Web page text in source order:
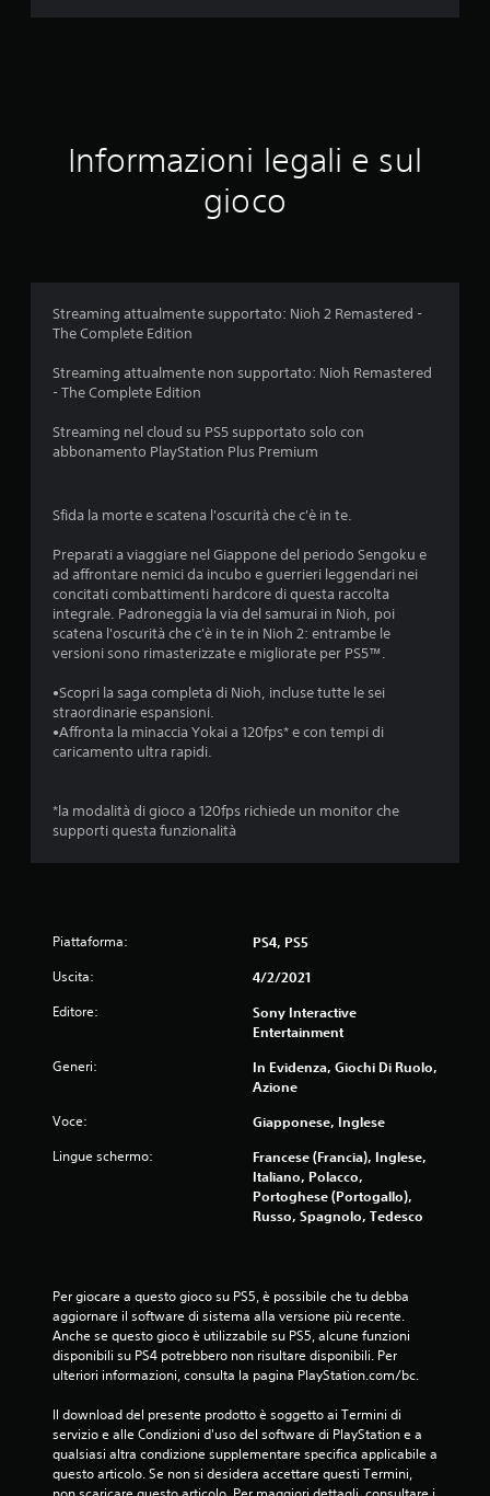
i
e
i
5
l
q
e
d
3
3
1
7
3
v
Informazioni legali e sul
gioco
Streaming attualmente supportato: Nioh 2 Remastered -
The Complete Edition
Streaming attualmente non supportato: Nioh Remastered
- The Complete Edition
Streaming nel cloud su PS5 supportato solo con
abbonamento PlayStation Plus Premium
Sfida la morte e scatena l'oscurità che c'è in te.
Preparati a viaggiare nel Giappone del periodo Sengoku e
ad affrontare nemici da incubo e guerrieri leggendari nei
concitati combattimenti hardcore di questa raccolta
integrale. Padroneggia la via del samurai in Nioh, poi
scatena l'oscurità che c'è in te in Nioh 2: entrambe le
versioni sono rimasterizzate e migliorate per PS5™.
•Scopri la saga completa di Nioh, incluse tutte le sei
straordinarie espansioni.
•Affronta la minaccia Yokai a 120fps* e con tempi di
caricamento ultra rapidi.
*la modalità di gioco a 120fps richiede un monitor che
supporti questa funzionalità
Piattaforma: PS4, PS5
Uscita: 4/2/2021
Editore:
Sony Interactive
Entertainment
Generi:
In Evidenza, Giochi Di Ruolo,
Azione
Voce: Giapponese, Inglese
Lingue schermo:
Francese (Francia), Inglese,
Italiano, Polacco,
Portoghese (Portogallo),
Russo, Spagnolo, Tedesco
Per giocare a questo gioco su PS5, è possibile che tu debba
aggiornare il software di sistema alla versione più recente.
Anche se questo gioco è utilizzabile su PS5, alcune funzioni
disponibili su PS4 potrebbero non risultare disponibili. Per
ulteriori informazioni, consulta la pagina PlayStation.com/bc.
Il download del presente prodotto è soggetto ai Termini di
servizio e alle Condizioni d'uso del software di PlayStation e a
qualsiasi altra condizione supplementare specifica applicabile a
questo articolo. Se non si desidera accettare questi Termini,